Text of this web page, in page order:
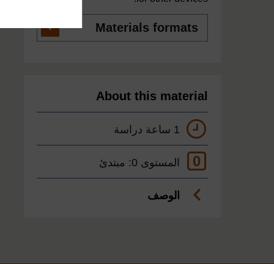
formats
About this material
1 ساعة دراسة
0 المستوى 0: مبتدئ
الوصف